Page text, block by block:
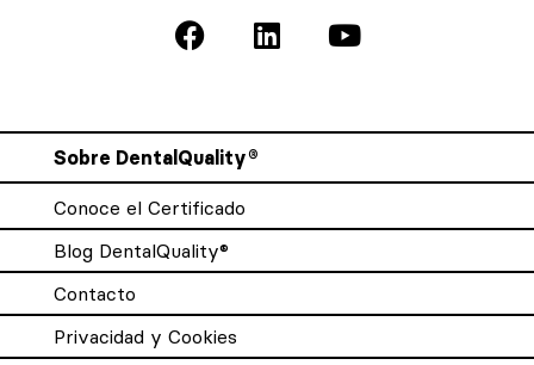
Sobre DentalQuality®
Conoce el Certificado
Blog DentalQuality®
Contacto
Privacidad y Cookies